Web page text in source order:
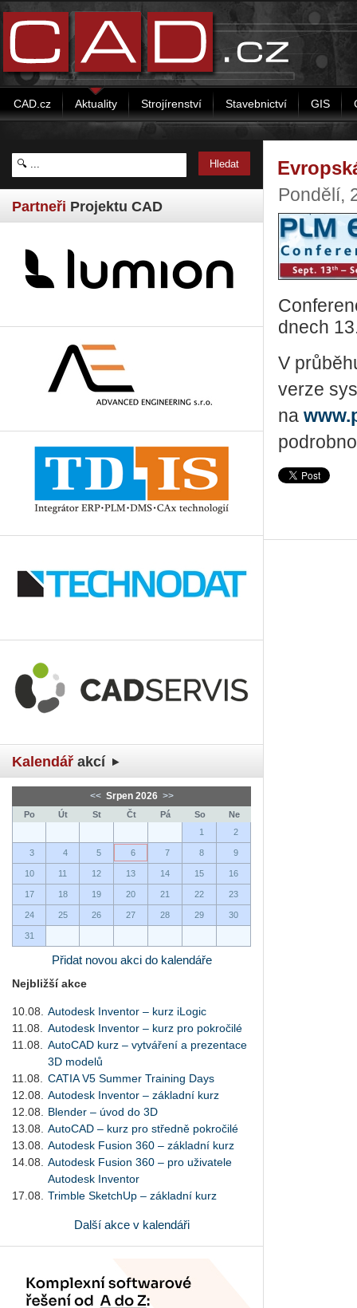
CAD.cz Aktuality Strojírenství Stavebnictví GIS
Partneři Projektu CAD
Kalendář akcí
<< Srpen 2026 >>
Po Út St Čt Pá So
Ne
1
2
3 4 5 6 7 8 9
10 11 12 13 14 15 16
17 18 19 20 21 22 23
24 25 26 27 28 29 30
31
Přidat novou akci do kalendáře
Nejbližší akce
10.08.
Autodesk Inventor – kurz iLogic
11.08.
Autodesk Inventor – kurz pro pokročilé
11.08.
AutoCAD kurz – vytváření a prezentace
3D modelů
11.08.
CATIA V5 Summer Training Days
12.08.
Autodesk Inventor – základní kurz
12.08.
Blender – úvod do 3D
13.08.
AutoCAD – kurz pro středně pokročilé
13.08.
Autodesk Fusion 360 – základní kurz
14.08.
Autodesk Fusion 360 – pro uživatele
Autodesk Inventor
17.08.
Trimble SketchUp – základní kurz
Další akce v kalendáři
Pondělí,
dnech
V
verze
na